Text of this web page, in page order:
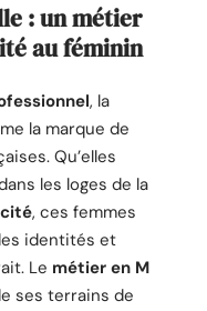
: un métier
au féminin
, la
la marque de
Qu’elles
les loges de la
, ces femmes
identités et
Le métier en M
ses terrains de